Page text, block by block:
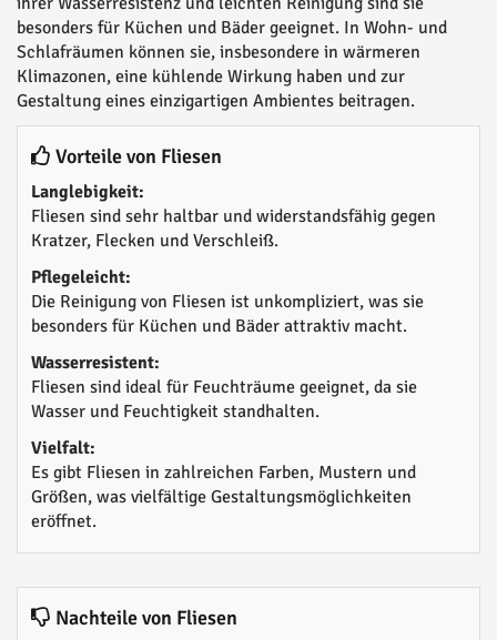
besonders für Küchen und Bäder geeignet. In Wohn- und
Schlafräumen können sie, insbesondere in wärmeren
Klimazonen, eine kühlende Wirkung haben und zur
Gestaltung eines einzigartigen Ambientes beitragen.
Vorteile von Fliesen
Langlebigkeit:
Fliesen sind sehr haltbar und widerstandsfähig gegen
Kratzer, Flecken und Verschleiß.
Pflegeleicht:
Die Reinigung von Fliesen ist unkompliziert, was sie
besonders für Küchen und Bäder attraktiv macht.
Wasserresistent:
Fliesen sind ideal für Feuchträume geeignet, da sie
Wasser und Feuchtigkeit standhalten.
Vielfalt:
Es gibt Fliesen in zahlreichen Farben, Mustern und
Größen, was vielfältige Gestaltungsmöglichkeiten
eröffnet.
Nachteile von Fliesen